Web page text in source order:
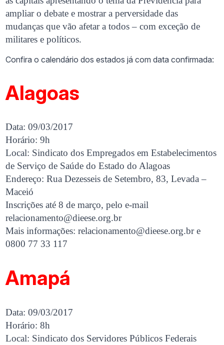
ampliar o debate e mostrar a perversidade das
mudanças que vão afetar a todos – com exceção de
militares e políticos.
Confira o calendário dos estados já com data confirmada:
Alagoas
Data: 09/03/2017
Horário: 9h
Local: Sindicato dos Empregados em Estabelecimentos
de Serviço de Saúde do Estado do Alagoas
Endereço: Rua Dezesseis de Setembro, 83, Levada –
Maceió
Inscrições até 8 de março, pelo e-mail
relacionamento@dieese.org.br
Mais informações:relacionamento@dieese.org.bre
0800 77 33 117
Amapá
Data: 09/03/2017
Horário: 8h
Local: Sindicato dos Servidores Públicos Federais